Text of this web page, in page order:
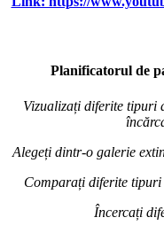
Planificatorul de
Vizualizați diferite tipuri
Alegeți dintr-o galerie
Comparați diferite tipuri
Încercați